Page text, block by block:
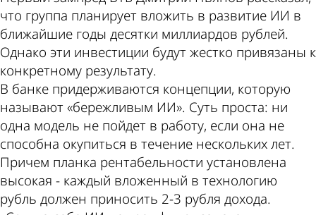
что группа планирует вложить в развитие ИИ в
ближайшие годы десятки миллиардов рублей.
Однако эти инвестиции будут жестко привязаны к
конкретному результату.
В банке придерживаются концепции, которую
называют «бережливым ИИ». Суть проста: ни
одна модель не пойдет в работу, если она не
способна окупиться в течение нескольких лет.
Причем планка рентабельности установлена
высокая - каждый вложенный в технологию
рубль должен приносить 2-3 рубля дохода.